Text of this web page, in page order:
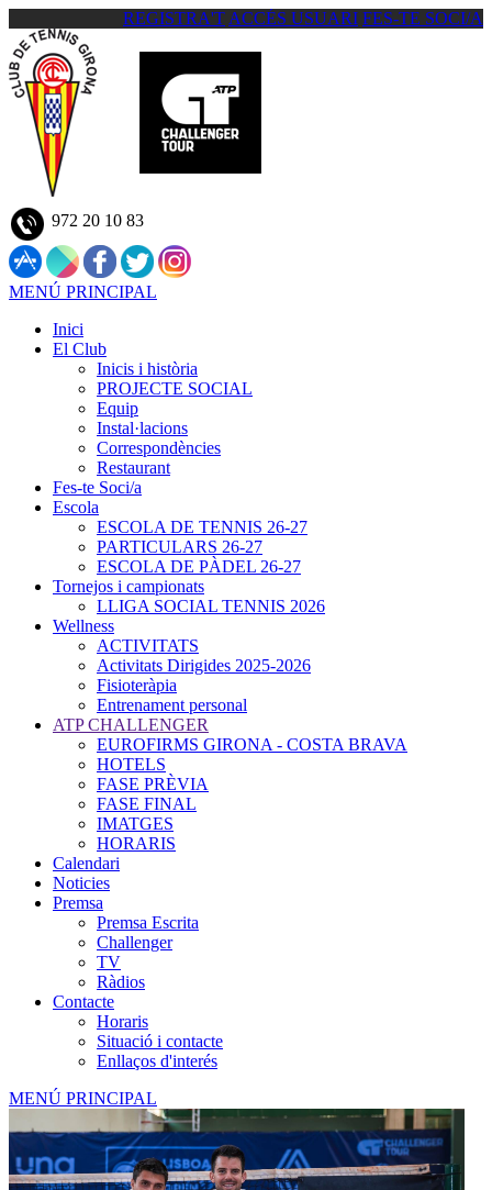
REGISTRA'T ACCÉS USUARI FES-TE SOCI/A
972 20 10 83
MENÚ PRINCIPAL
Inici
El Club
Inicis i història
PROJECTE SOCIAL
Equip
Instal·lacions
Correspondències
Restaurant
Fes-te Soci/a
Escola
ESCOLA DE TENNIS 26-27
PARTICULARS 26-27
ESCOLA DE PÀDEL 26-27
Tornejos i campionats
LLIGA SOCIAL TENNIS 2026
Wellness
ACTIVITATS
Activitats Dirigides 2025-2026
Fisioteràpia
Entrenament personal
ATP CHALLENGER
EUROFIRMS GIRONA - COSTA BRAVA
HOTELS
FASE PRÈVIA
FASE FINAL
IMATGES
HORARIS
Calendari
Noticies
Premsa
Premsa Escrita
Challenger
TV
Ràdios
Contacte
Horaris
Situació i contacte
Enllaços d'interés
MENÚ PRINCIPAL